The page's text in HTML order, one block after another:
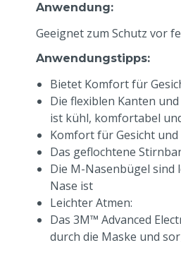
Anwendung:
Geeignet zum Schutz vor
Anwendungstipps:
Bietet Komfort für
Die flexiblen Kanten
ist kühl, komfortabel
Komfort für Gesicht und
Das geflochtene
Die M-Nasenbügel sind
Nase ist
Leichter Atmen:
Das 3M™ Advanced
durch die Maske und